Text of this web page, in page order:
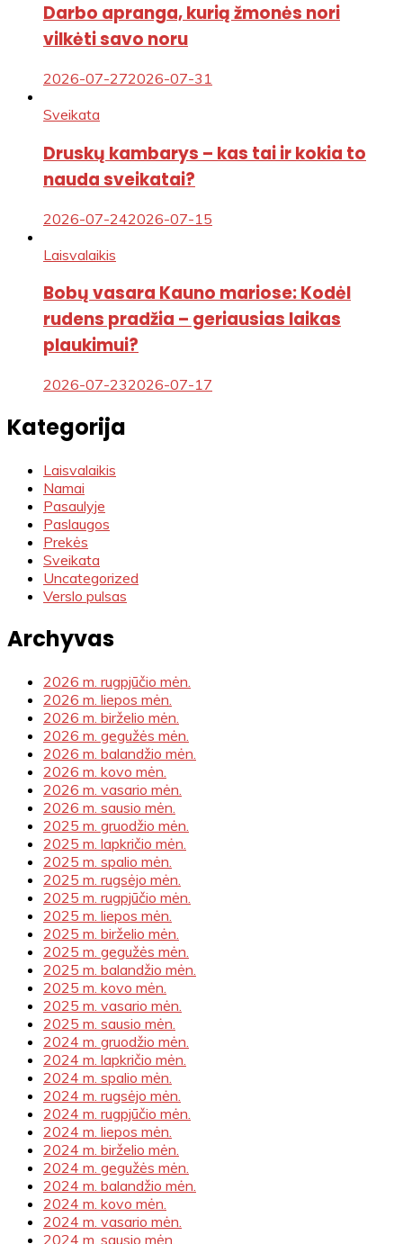
Darbo apranga, kurią žmonės nori
vilkėti savo noru
2026-07-272026-07-31
Sveikata
Druskų kambarys – kas tai ir kokia to
nauda sveikatai?
2026-07-242026-07-15
Laisvalaikis
Bobų vasara Kauno mariose: Kodėl
rudens pradžia – geriausias laikas
plaukimui?
2026-07-232026-07-17
Kategorija
Laisvalaikis
Namai
Pasaulyje
Paslaugos
Prekės
Sveikata
Uncategorized
Verslo pulsas
Archyvas
2026 m. rugpjūčio mėn.
2026 m. liepos mėn.
2026 m. birželio mėn.
2026 m. gegužės mėn.
2026 m. balandžio mėn.
2026 m. kovo mėn.
2026 m. vasario mėn.
2026 m. sausio mėn.
2025 m. gruodžio mėn.
2025 m. lapkričio mėn.
2025 m. spalio mėn.
2025 m. rugsėjo mėn.
2025 m. rugpjūčio mėn.
2025 m. liepos mėn.
2025 m. birželio mėn.
2025 m. gegužės mėn.
2025 m. balandžio mėn.
2025 m. kovo mėn.
2025 m. vasario mėn.
2025 m. sausio mėn.
2024 m. gruodžio mėn.
2024 m. lapkričio mėn.
2024 m. spalio mėn.
2024 m. rugsėjo mėn.
2024 m. rugpjūčio mėn.
2024 m. liepos mėn.
2024 m. birželio mėn.
2024 m. gegužės mėn.
2024 m. balandžio mėn.
2024 m. kovo mėn.
2024 m. vasario mėn.
2024 m. sausio mėn.